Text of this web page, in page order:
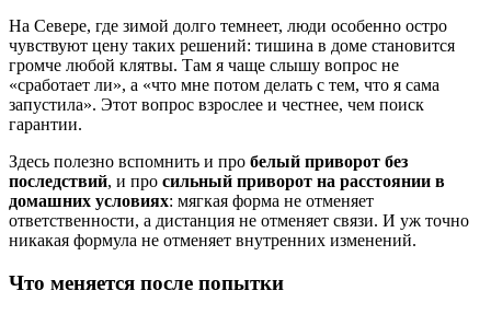
На Севере, где зимой долго темнеет, люди особенно остро
чувствуют цену таких решений: тишина в доме становится
громче любой клятвы. Там я чаще слышу вопрос не
«сработает ли», а «что мне потом делать с тем, что я сама
запустила». Этот вопрос взрослее и честнее, чем поиск
гарантии.
Здесь полезно вспомнить и про белый приворот без
последствий, и про сильный приворот на расстоянии в
домашних условиях: мягкая форма не отменяет
ответственности, а дистанция не отменяет связи. И уж точно
никакая формула не отменяет внутренних изменений.
Что меняется после попытки